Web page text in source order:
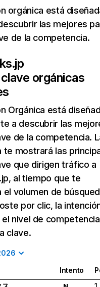
orgánica está
las mejores
de la competencia.
orgánicas
Orgánica está
a descubrir las
de la competencia.
te mostrará las
que dirigen tráfico a
al tiempo que te
el volumen de
por clic, la
nivel de
clave.
Intento